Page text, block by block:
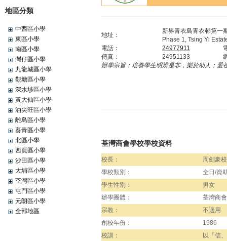
地區分類
中西區小學
東區小學
南區小學
灣仔區小學
九龍城區小學
觀塘區小學
深水埗區小學
黃大仙區小學
油尖旺區小學
離島區小學
葵青區小學
北區小學
西頁區小學
沙田區小學
大埔區小學
荃灣區小學
屯門區小學
元朗區小學
全部地區
地址：
新界青衣島青衣邨第一
Phase 1, Tsing Yi
電話：
24977911
傳真：
24951133
辦學宗旨： 培養學生明辨是非，樂於助人；愛
荃灣商會學校學校資料
校長：
周劍豪
學校類別：
全日/資
學生性別：
男女
辦學團體：
荃灣商
宗教：
不適用
創校年份：
1986
校訓：
以「信